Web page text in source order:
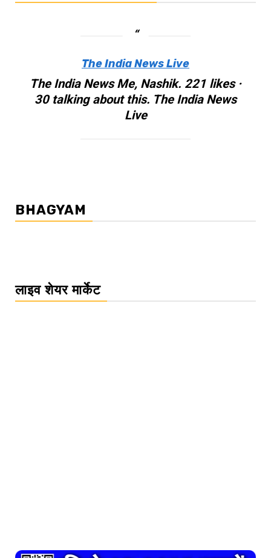
The India News Live
The India News Me, Nashik. 221 likes ·
30 talking about this. The India News
Live
BHAGYAM
लाइव शेयर मार्केट